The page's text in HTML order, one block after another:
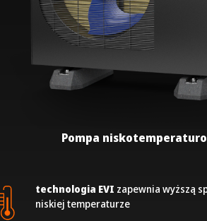
technologia EVI zapewnia wyższą
niskiej temperaturze
Pompa